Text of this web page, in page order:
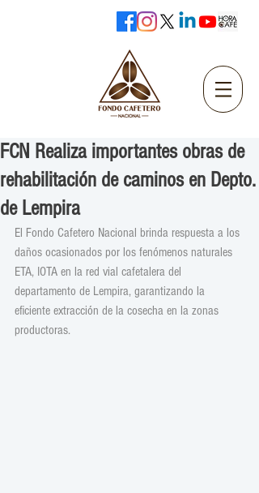
FCN Realiza importantes obras de
rehabilitación de caminos en Depto.
de Lempira
El Fondo Cafetero Nacional brinda respuesta a los
daños ocasionados por los fenómenos naturales
ETA, IOTA en la red vial cafetalera del
departamento de Lempira, garantizando la
eficiente extracción de la cosecha en la zonas
productoras.